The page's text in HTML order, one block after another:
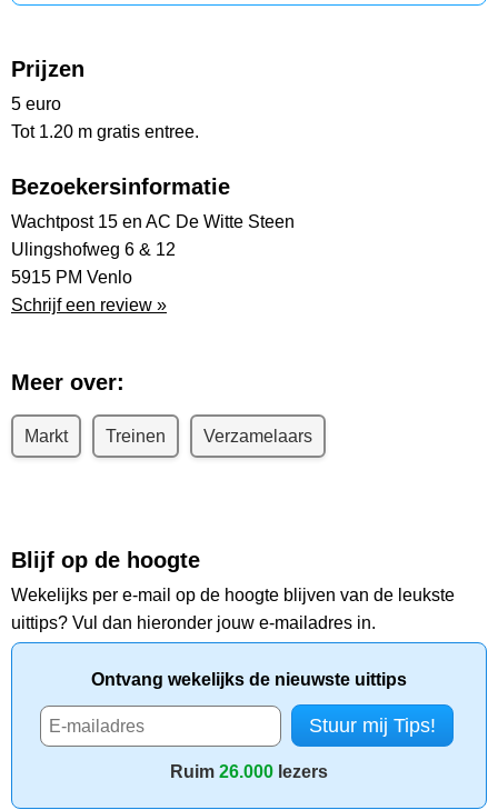
Prijzen
5 euro
Tot 1.20 m gratis entree.
Bezoekersinformatie
Wachtpost 15 en AC De Witte Steen
Ulingshofweg 6 & 12
5915 PM Venlo
Schrijf een review »
Meer over:
Markt Treinen Verzamelaars
Blijf op de hoogte
Wekelijks per e-mail op de hoogte blijven van de leukste
uittips? Vul dan hieronder jouw e-mailadres in.
Ontvang wekelijks de nieuwste uittips
Ruim 26.000 lezers